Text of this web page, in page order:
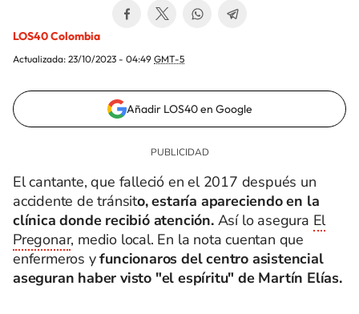
LOS40 Colombia
Actualizada: 23/10/2023 - 04:49 GMT-5
Añadir LOS40 en Google
El cantante, que falleció en el 2017 después un
accidente de tránsito, estaría apareciendo en la
clínica donde recibió atención.Así lo asegura El
Pregonar, medio local. En la nota cuentan que
enfermeros yfuncionaros del centro asistencial
aseguran haber visto "el espíritu" de Martín Elías.